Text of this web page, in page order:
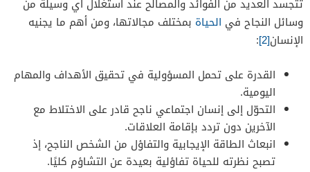
تتجسد العديد من الفوائد والمصالح عند استغلال أي وسيلة من
وسائل النجاح في الحياة بمختلف مجالاتها، ومن أهم ما يجنيه
الإنسان[2]
:
القدرة على تحمل المسؤولية في تحقيق الأهداف والمهام
اليومية.
التحوّل إلى إنسان اجتماعي ناجح قادر على الاختلاط مع
الآخرين دون تردد بإقامة العلاقات.
انبعاث الطاقة الإيجابية والتفاؤل من الشخص الناجح، إذ
تصبح نظرته للحياة تفاؤلية بعيدة عن التشاؤم كليًا.